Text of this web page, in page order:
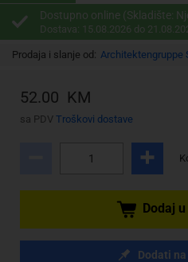
Dostupno online (Skladište:
Dostava: 15.08.2026 do
Prodaja i slanje od: Architektengruppe
52.00 KM
sa PDV Troškovi dostave
Dodaj
Dodati